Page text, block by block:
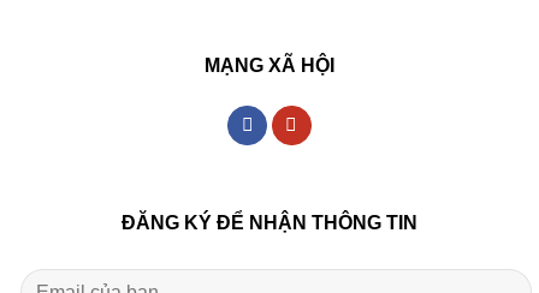
MẠNG XÃ HỘI
ĐĂNG KÝ ĐỂ NHẬN THÔNG TIN